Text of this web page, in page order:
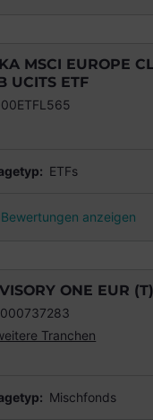
MSCI EUROPE
UCITS ETF
ETFs
Bewertungen anzeigen
ONE EUR (T)
Tranchen
Mischfonds